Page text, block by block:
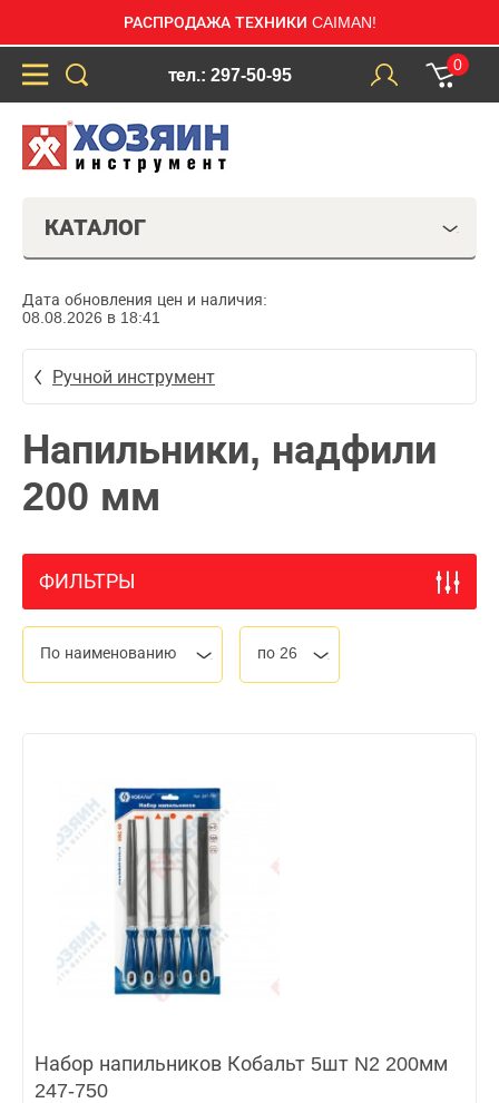
РАСПРОДАЖА ТЕХНИКИ CAIMAN!
тел.: 297-50-95
0
КАТАЛОГ
Дата обновления цен и наличия:
08.08.2026 в 18:41
Ручной инструмент
Напильники, надфили
200 мм
ФИЛЬТРЫ
По наименованию по 26
Набор напильников Кобальт 5шт N2 200мм
247-750